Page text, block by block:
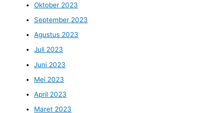
Oktober 2023
September 2023
Agustus 2023
Juli 2023
Juni 2023
Mei 2023
April 2023
Maret 2023